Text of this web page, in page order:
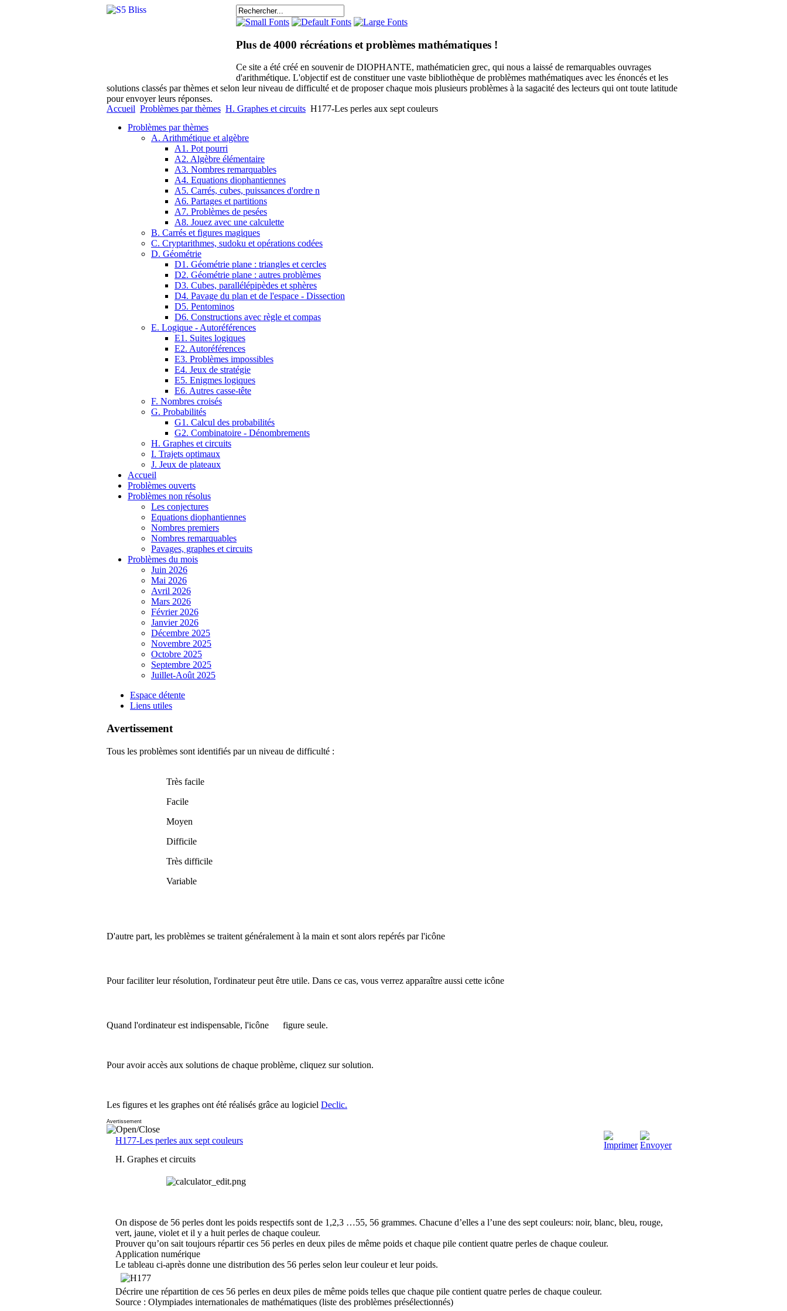
Plus de 4000 récréations et problèmes mathématiques !
Ce site a été créé en souvenir de DIOPHANTE, mathématicien grec, qui nous a laissé de remarquables ouvrages
d'arithmétique. L'objectif est de constituer une vaste bibliothèque de problèmes mathématiques avec les énoncés et les
solutions classés par thèmes et selon leur niveau de difficulté et de proposer chaque mois plusieurs problèmes à la sagacité des lecteurs qui ont toute latitude
pour envoyer leurs réponses.
Accueil Problèmes par thèmes H. Graphes et circuits H177-Les perles aux sept couleurs
Problèmes par thèmes
A. Arithmétique et algèbre
A1. Pot pourri
A2. Algèbre élémentaire
A3. Nombres remarquables
A4. Equations diophantiennes
A5. Carrés, cubes, puissances d'ordre n
A6. Partages et partitions
A7. Problèmes de pesées
A8. Jouez avec une calculette
B. Carrés et figures magiques
C. Cryptarithmes, sudoku et opérations codées
D. Géométrie
D1. Géométrie plane : triangles et cercles
D2. Géométrie plane : autres problèmes
D3. Cubes, parallélépipèdes et sphères
D4. Pavage du plan et de l'espace - Dissection
D5. Pentominos
D6. Constructions avec règle et compas
E. Logique - Autoréférences
E1. Suites logiques
E2. Autoréférences
E3. Problèmes impossibles
E4. Jeux de stratégie
E5. Enigmes logiques
E6. Autres casse-tête
F. Nombres croisés
G. Probabilités
G1. Calcul des probabilités
G2. Combinatoire - Dénombrements
H. Graphes et circuits
I. Trajets optimaux
J. Jeux de plateaux
Accueil
Problèmes ouverts
Problèmes non résolus
Les conjectures
Equations diophantiennes
Nombres premiers
Nombres remarquables
Pavages, graphes et circuits
Problèmes du mois
Juin 2026
Mai 2026
Avril 2026
Mars 2026
Février 2026
Janvier 2026
Décembre 2025
Novembre 2025
Octobre 2025
Septembre 2025
Juillet-Août 2025
Espace détente
Liens utiles
Avertissement
Tous les problèmes sont identifiés par un niveau de difficulté :
Très facile
Facile
Moyen
Difficile
Très difficile
Variable
D'autre part, les problèmes se traitent généralement à la main et sont alors repérés par l'icône
Pour faciliter leur résolution, l'ordinateur peut être utile. Dans ce cas, vous verrez apparaître aussi cette icône
Quand l'ordinateur est indispensable, l'icône figure seule.
Pour avoir accès aux solutions de chaque problème, cliquez sur solution.
Les figures et les graphes ont été réalisés grâce au logiciel Declic.
Avertissement
H177-Les perles aux sept couleurs
H. Graphes et circuits
On dispose de 56 perles dont les poids respectifs sont de 1,2,3 …55, 56 grammes. Chacune d’elles a l’une des sept couleurs: noir, blanc, bleu, rouge,
vert, jaune, violet et il y a huit perles de chaque couleur.
Prouver qu’on sait toujours répartir ces 56 perles en deux piles de même poids et chaque pile contient quatre perles de chaque couleur.
Application numérique
Le tableau ci-après donne une distribution des 56 perles selon leur couleur et leur poids.
Décrire une répartition de ces 56 perles en deux piles de même poids telles que chaque pile contient quatre perles de chaque couleur.
Source : Olympiades internationales de mathématiques (liste des problèmes présélectionnés)